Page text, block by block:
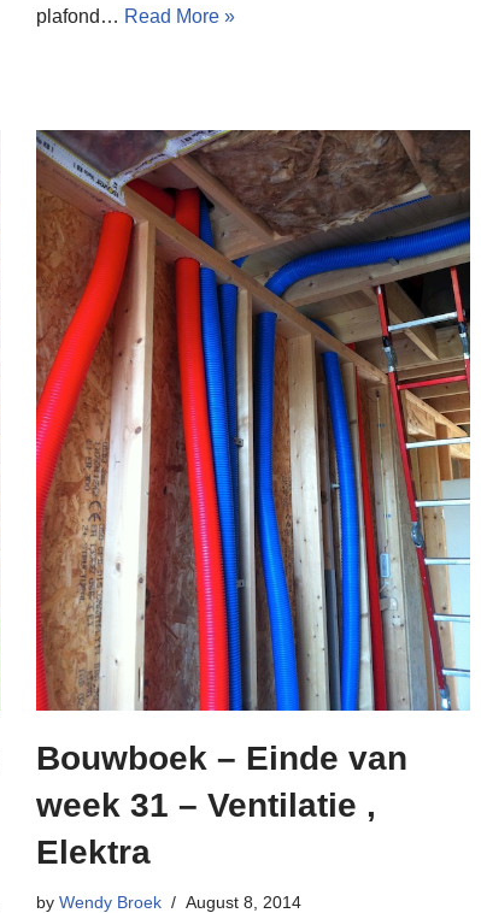
plafond… Read More »
Bouwboek – Einde van
week 31 – Ventilatie ,
Elektra
by Wendy Broek August 8, 2014